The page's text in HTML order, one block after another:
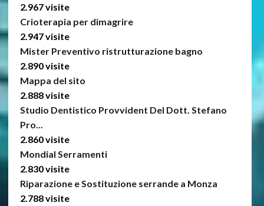
2.967 visite
Crioterapia per dimagrire
2.947 visite
Mister Preventivo ristrutturazione bagno
2.890 visite
Mappa del sito
2.888 visite
Studio Dentistico Provvident Del Dott. Stefano
Pro...
2.860 visite
Mondial Serramenti
2.830 visite
Riparazione e Sostituzione serrande a Monza
2.788 visite